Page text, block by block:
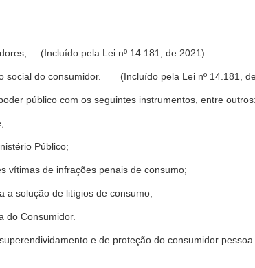
(Incluído pela Lei nº 14.181, de 2021)
social do consumidor. (Incluído pela Lei nº 14.181,
público com os seguintes instrumentos, entre outros:
Público;
vítimas de infrações penais de consumo;
a solução de litígios de consumo;
do Consumidor.
e de proteção do consumidor